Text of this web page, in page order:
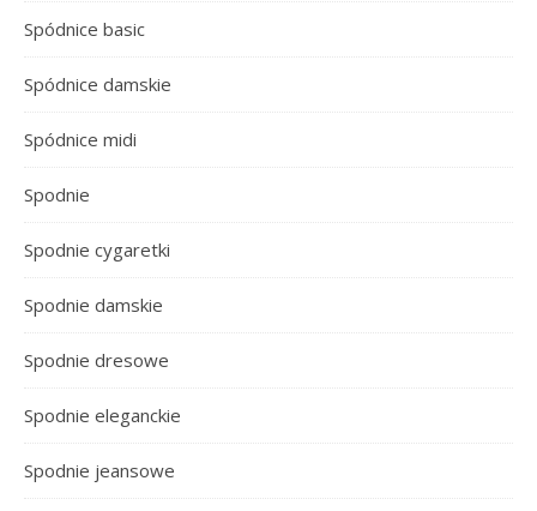
Spódnice basic
Spódnice damskie
Spódnice midi
Spodnie
Spodnie cygaretki
Spodnie damskie
Spodnie dresowe
Spodnie eleganckie
Spodnie jeansowe